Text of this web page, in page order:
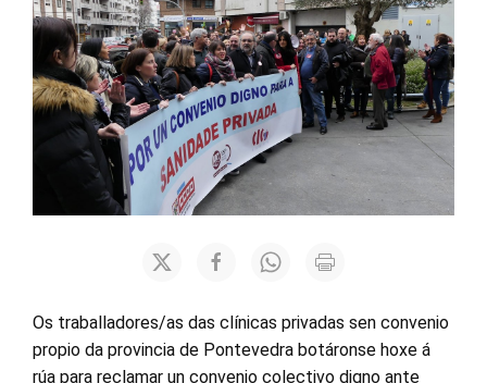
Os traballadores/as das clínicas privadas sen convenio
propio da provincia de Pontevedra botáronse hoxe á
rúa para reclamar un convenio colectivo digno ante